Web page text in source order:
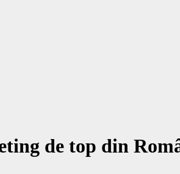
de top din